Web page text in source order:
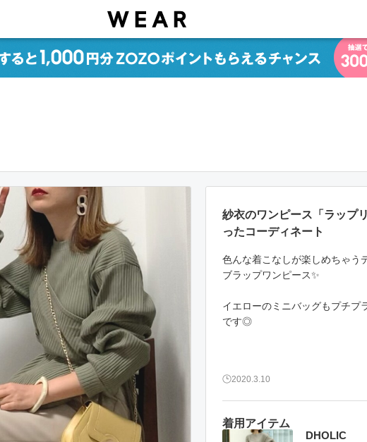
着用アイテム
DHOLIC
紗衣のワンピース「ラップ
ったコーディネート
色んな着こなしが楽しめちゃう
ブラップワンピース✨
イエローのミニバッグもプチプ
です◎
2020.3.10